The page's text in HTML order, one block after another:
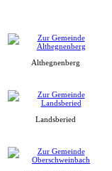
Althegnenberg
Landsberied